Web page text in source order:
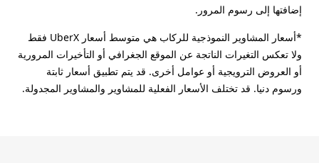
إضافتها إلى رسوم المرور.
*أسعار المشاوير النموذجية للركاب هي متوسط أسعار UberX فقط
ولا تعكس التغيرات الناتجة عن الموقع الجغرافي أو التأخيرات المرورية
أو العروض الترويجية أو عوامل أخرى. قد يتم تطبيق أسعار ثابتة
ورسوم دنيا. قد تختلف الأسعار الفعلية للمشاوير والمشاوير المجدولة.